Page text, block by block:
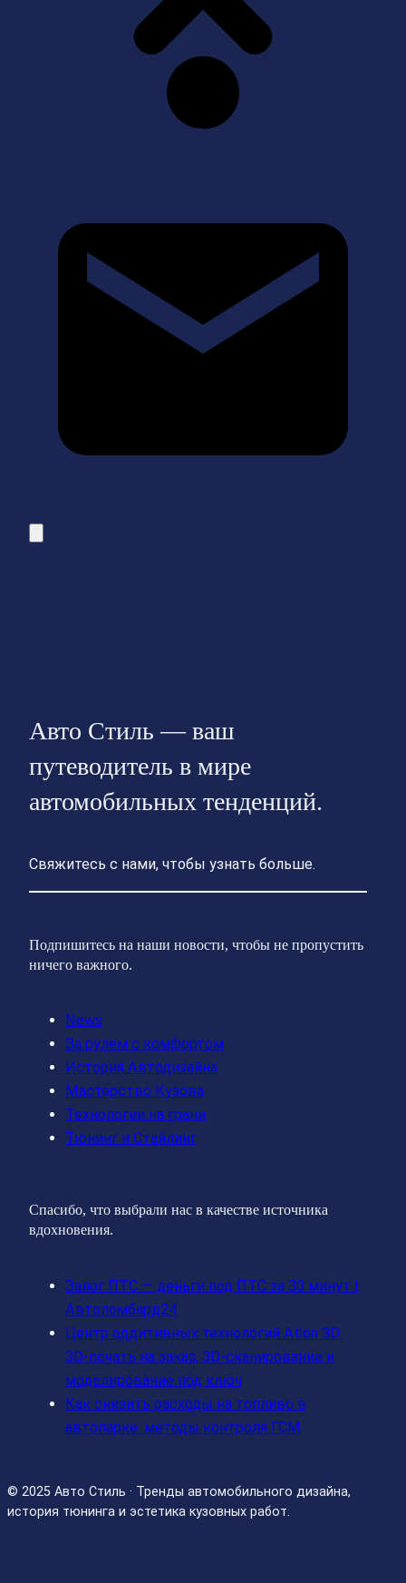
Авто Стиль — ваш
путеводитель в мире
автомобильных тенденций.
Свяжитесь с нами, чтобы узнать больше.
Подпишитесь на наши новости, чтобы не пропустить
ничего важного.
News
За рулем с комфортом
История Автодизайна
Мастерство Кузова
Технологии на грани
Тюнинг и Стайлинг
Спасибо, что выбрали нас в качестве источника
вдохновения.
Залог ПТС — деньги под ПТС за 30 минут |
Автоломбард24
Центр аддитивных технологий Ation 3D:
3D-печать на заказ, 3D-сканирование и
моделирование под ключ
Как снизить расходы на топливо в
автопарке: методы контроля ГСМ
© 2025 Авто Стиль · Тренды автомобильного дизайна,
история тюнинга и эстетика кузовных работ.